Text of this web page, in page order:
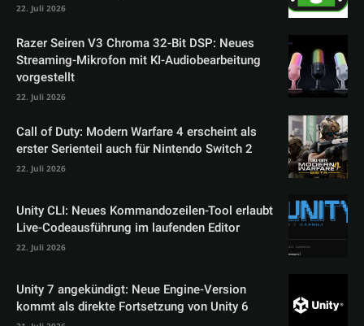
22. Juli 2026
Razer Seiren V3 Chroma 32-Bit DSP: Neues
Streaming-Mikrofon mit KI-Audiobearbeitung
vorgestellt
22. Juli 2026
Call of Duty: Modern Warfare 4 erscheint als
erster Serienteil auch für Nintendo Switch 2
22. Juli 2026
Unity CLI: Neues Kommandozeilen-Tool erlaubt
Live-Codeausführung im laufenden Editor
22. Juli 2026
Unity 7 angekündigt: Neue Engine-Version
kommt als direkte Fortsetzung von Unity 6